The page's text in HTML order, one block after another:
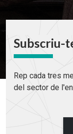
Subscriu-
Rep cada tres
del sector de